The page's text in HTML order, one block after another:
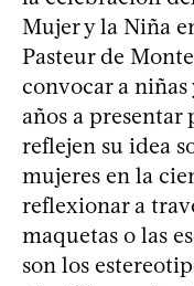
Mujer y la Niña
Pasteur de
convocar a niñas
años a
reflejen su idea
mujeres en la
reflexionar a
maquetas o las
son los